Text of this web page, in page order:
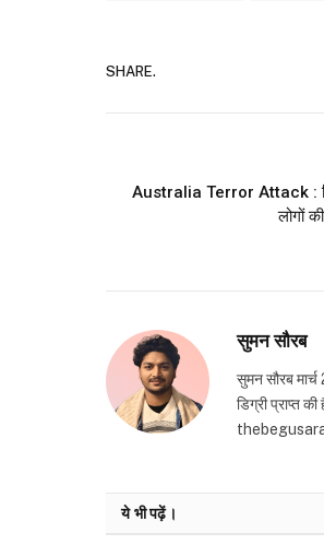
SHARE.
Australia Terror Attack :
लोगों
सुमन सौरब
सुमन सौरब
डिग्री प्राप्त
ये भी पढ़ें।